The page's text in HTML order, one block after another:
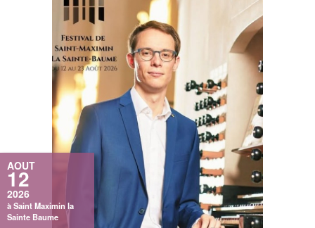
AOUT
12
2026
à Saint Maximin la
Sainte Baume